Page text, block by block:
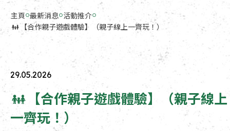
主頁 最新消息 活動推介
👨‍👩‍👧【合作親子遊戲體驗】（親子線上一齊玩！）
29.05.2026
👨‍👩‍👧【合作親子遊戲體驗】（親子線上
一齊玩！）